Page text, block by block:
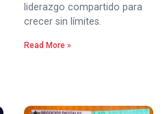
liderazgo compartido para
crecer sin límites.
Read More »